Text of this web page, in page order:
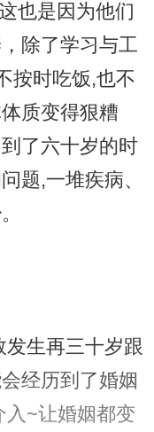
也是因为他们
除了学习与工
按时吃饭,也不
质变得狠糟
了六十岁的时
题,一堆疾病、
生再三十岁跟
经历到了婚姻
入~让婚姻都变